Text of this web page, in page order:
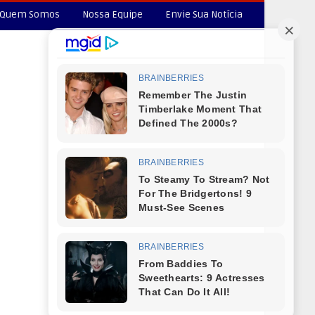
Quem Somos Nossa Equipe Envie Sua Notícia